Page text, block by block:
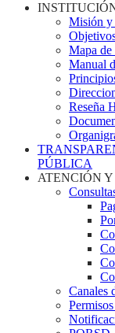
Misión y
Mapa de
Manual
Reseña
PÚBLICA
ATENCIÓN
Canales